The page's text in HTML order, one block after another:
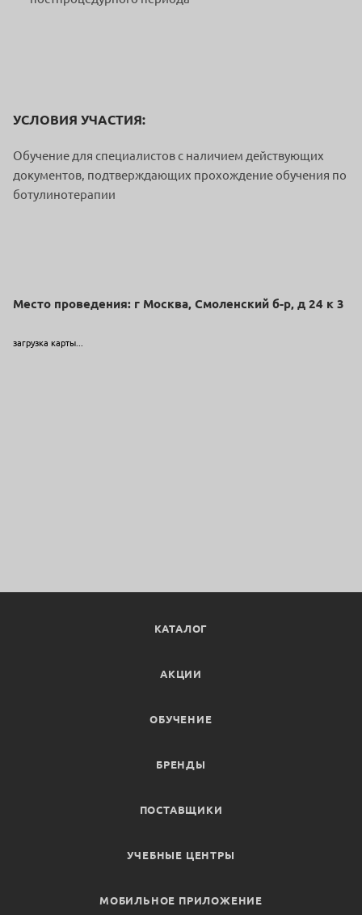
УСЛОВИЯ УЧАСТИЯ:
Обучение для специалистов с наличием действующих
документов, подтверждающих прохождение обучения по
ботулинотерапии
Место проведения: г Москва, Смоленский б-р, д 24 к 3
загрузка карты...
КАТАЛОГ
АКЦИИ
ОБУЧЕНИЕ
БРЕНДЫ
ПОСТАВЩИКИ
УЧЕБНЫЕ ЦЕНТРЫ
МОБИЛЬНОЕ ПРИЛОЖЕНИЕ